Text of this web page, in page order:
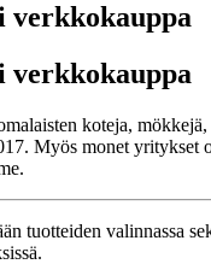
verkkokauppa
verkkokauppa
koteja,
Myös monet yritykset
tuotteiden valinnassa